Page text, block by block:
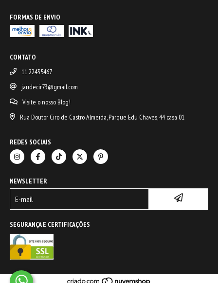
FORMAS DE ENVIO
CONTATO
11 22435467
jaudecir73@gmail.com
Visite o nosso Blog!
Rua Doutor Ciro de Castro Almeida, Parque Edu Chaves, 44 casa 01
REDES SOCIAIS
NEWSLETTER
SEGURANÇA E CERTIFICAÇÕES